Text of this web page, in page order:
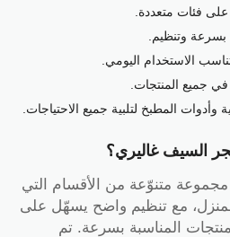
فئات متعددة.
وتنظيم.
الاستخدام اليومي.
جميع المنتجات.
وأدوات المطبخ لتلبية جميع الاحتياجات.
السيف غاليري؟
متنوّعة من الأقسام التي
مع تنظيم واضح يسهّل على
المناسبة بسرعة. تم